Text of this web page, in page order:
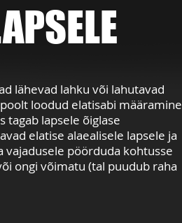
lähevad lahku või lahutavad
loodud elatisabi määramine
tagab lapsele õiglase
elatise alaealisele lapsele ja
pöörduda kohtusse
ongi võimatu (tal puudub raha